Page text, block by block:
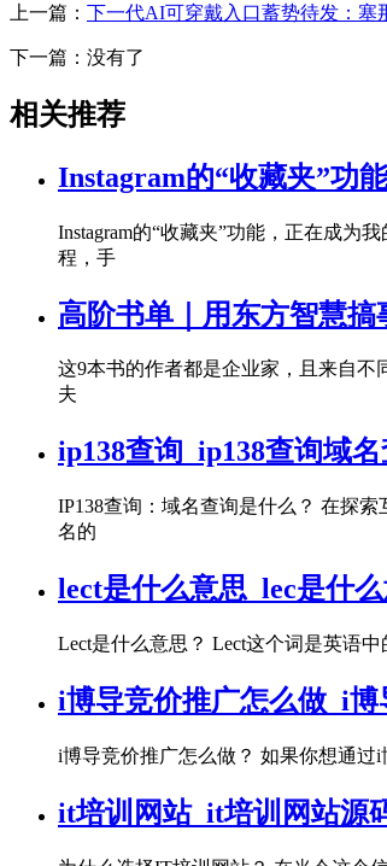
上一篇： 下一代AI可穿戴入口蓄势待发：塞
下一篇：没有了
相关推荐
Instagram的“收藏夹”功
Instagram的“收藏夹”功能，正在成为
程，手
高阶书单｜用东方智慧搞
这9本书的作者都是企业家，且来自
夫
ip138查询_ip138查询域名
IP138查询：域名查询是什么？ 在探
名的
lect是什么意思_lec是什
Lect是什么意思？ Lect这个词是英语
i博导竞价推广怎么做_i
i博导竞价推广怎么做？ 如果你想通过
it培训网站_it培训网站源